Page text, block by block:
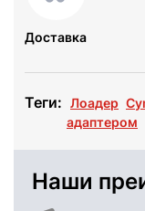
Доставка
Теги: Лоадер
адаптером
Наши